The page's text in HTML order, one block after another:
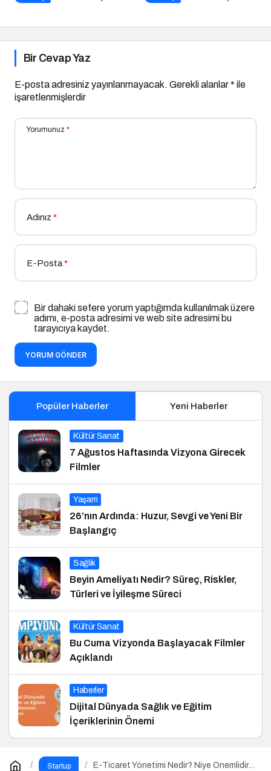
Bir Cevap Yaz
E-posta adresiniz yayınlanmayacak. Gerekli alanlar* ile
işaretlenmişlerdir
Yorumunuz *
Adınız *
E-Posta*
Bir dahaki sefere yorum yaptığımda kullanılmak üzere
adımı, e-posta adresimi ve web site adresimi bu
tarayıcıya kaydet.
YORUM GÖNDER
Popüler Haberler Yeni Haberler
Kültür Sanat
7 Ağustos Haftasında Vizyona Girecek
Filmler
Yaşam
26’nın Ardında: Huzur, Sevgi ve Yeni Bir
Başlangıç
Sağlık
Beyin Ameliyatı Nedir? Süreç, Riskler,
Türleri ve İyileşme Süreci
Kültür Sanat
Bu Cuma Vizyonda Başlayacak Filmler
Açıklandı
Haberler
Dijital Dünyada Sağlık ve Eğitim
İçeriklerinin Önemi
Startup
E-Ticaret Yönetimi Nedir? Niye Önemlidir?